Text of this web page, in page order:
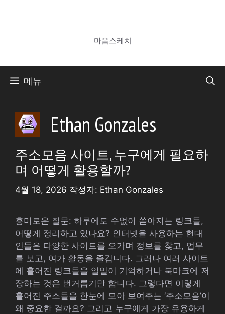
너
마음스케치
메뉴
Ethan Gonzales
주소모음 사이트, 누구에게 필요하
며 어떻게 활용할까?
4월 18, 2026 작성자: Ethan Gonzales
흥미로운 질문: 하루에도 수없이 쏟아지는 링크들,
어떻게 정리하고 있나요? 인터넷을 사용하는 현대
인들은 다양한 사이트를 오가며 정보를 찾고, 업무
를 보고, 여가 활동을 즐깁니다. 그러나 여러 사이트
에 흩어진 링크들을 일일이 기억하거나 북마크에 저
장하는 것은 번거롭기만 합니다. 그렇다면 이렇게
흩어진 주소들을 한눈에 모아 보여주는 ‘주소모음’이
왜 중요한 걸까요? 그리고 누구에게 가장 유용하게